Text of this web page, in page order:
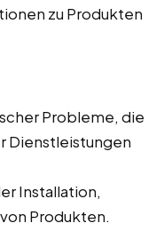
zu Produkten
Probleme, die
Dienstleistungen
Installation,
Produkten.